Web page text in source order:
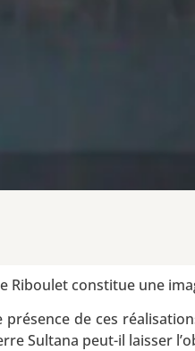
Riboulet constitue une
présence de ces
Sultana peut-il laisser